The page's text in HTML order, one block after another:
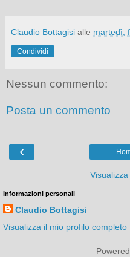
Claudio Bottagisi alle martedì,
Condividi
Nessun commento:
Posta un commento
‹
Informazioni personali
Claudio Bottagisi
Visualizza il mio profilo completo